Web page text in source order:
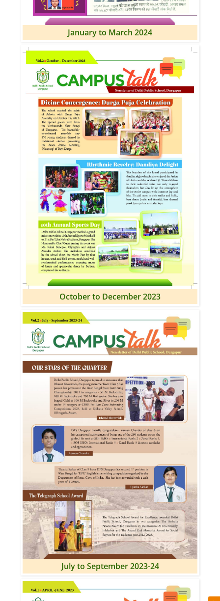
January to March 2024
October to December 2023
July to September 2023-24